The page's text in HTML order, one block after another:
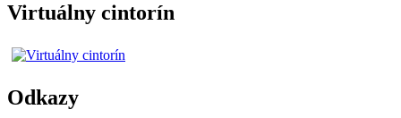
Virtuálny cintorín
Odkazy